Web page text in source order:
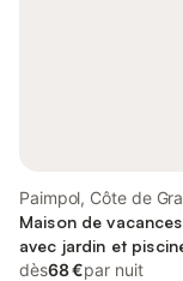
Paimpol, Côte de
Maison de
avec jardin et
dès68 €par nuit